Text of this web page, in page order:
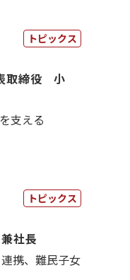
トピックス
取締役 小
支える
トピックス
社長
携、難民子女